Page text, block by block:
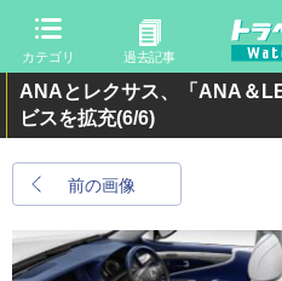
カテゴリ 過去記事
ANAとレクサス、「ANA＆
ビスを拡充(6/6)
前の画像